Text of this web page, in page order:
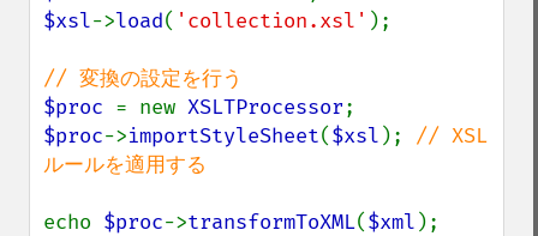
$xsl->load( 'collection.xsl' );
$proc = new XSLTProcessor
$proc->importStyleSheet($xsl ); // XSL
ルールを適用する
echo $proc->transformToXML($xml );